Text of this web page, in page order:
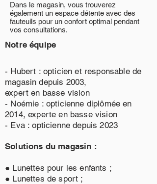
Dans le magasin, vous trouverez
également un espace détente avec des
fauteuils pour un confort optimal pendant
vos consultations.
Notre équipe
- Hubert : opticien et responsable de
magasin depuis 2003,
expert en basse vision
- Noémie : opticienne diplômée en
2014, experte en basse vision
- Eva : opticienne depuis 2023
Solutions du magasin :
● Lunettes pour les enfants ;
● Lunettes de sport ;